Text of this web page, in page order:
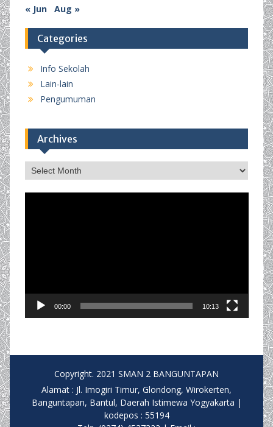
« Jun Aug »
Categories
Info Sekolah
Lain-lain
Pengumuman
Archives
Archives
00:00 10:13
Copyright. 2021 SMAN 2 BANGUNTAPAN
Alamat : Jl. Imogiri Timur, Glondong, Wirokerten,
Banguntapan, Bantul, Daerah Istimewa Yogyakarta |
kodepos : 55194